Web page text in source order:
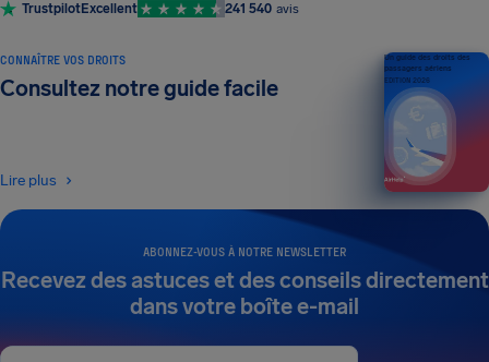
TrustpilotExcellent 241 540 avis
ABONNEZ-VOUS À NOTRE NEWSLETTER
Recevez des astuces et des conseils directement
dans votre boîte e-mail
CONNAÎTRE VOS DROITS
Consultez notre guide facile
Lire plus
Un guide des droits des
passagers aériens
ÉDITION 2026